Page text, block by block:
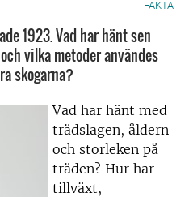
FAKTA
1923. Vad har hänt sen
vilka metoder användes
skogarna?
Vad har hänt med
trädslagen, åldern
och storleken på
träden? Hur har
tillväxt,